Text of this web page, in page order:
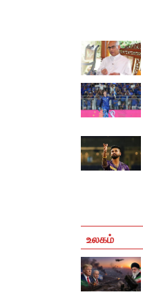
உலகம்